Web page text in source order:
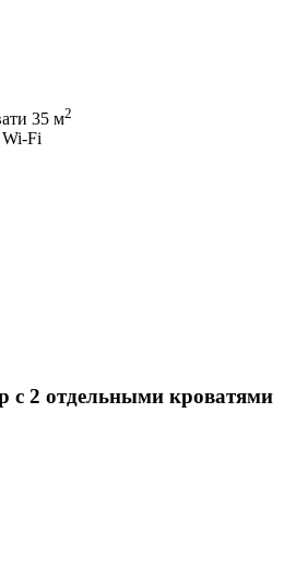
35 м2
Fi
с 2 отдельными кроватями